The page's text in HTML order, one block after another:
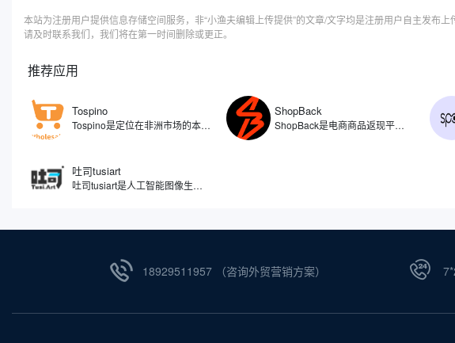
本站为注册用户提供信息存储空间服务，非“小渔夫编辑上传提供”的文章/文字均是注册用户自主发布
请及时联系我们，我们将在第一时间删除或更正。
推荐应用
Tospino
Tospino是定位在非洲市场的本土化电商平台，旗下覆盖C端和B端的业务，分别搭建了零售（TospinoMall）和批发（Tospino）两个网站和APP移动端。TospinoMall经过两年发展，已经拿下了加纳绝大多数的网购市场份额，Tospino更是成为辐射西非的大型综合外贸线上批发交易平台。
ShopBack
​ShopBack是电商商品返现平台，创立于2014年，主要通过旗下平台为用户提供电商商品消费返现服务，同时提供出行预订、时尚用品、美容保健、杂货以及食品配送等类别的消费返现。ShopBack返现范围涵盖了各类商品，如普通商品、旅行预订、时尚、保健与美容、杂货以及食品配送。
吐司tusiart
吐司tusiart是人工智能图像生成工具，通过分析和理解您输入的文字描述，自动创作出与之匹配的图像。平台聚集了众多AI绘画模型，涵盖从二次元动漫到逼真写实等多种风格，您可以自由下载或在线运行这些模型进行图片生成。简单来说，您只需要用文字告诉它您想要什么，比如一只在喝咖啡的兔子，吐司tusiart就能在几秒钟内为您生成一张相应的图片。
18929511957 （咨询外贸营销方案）